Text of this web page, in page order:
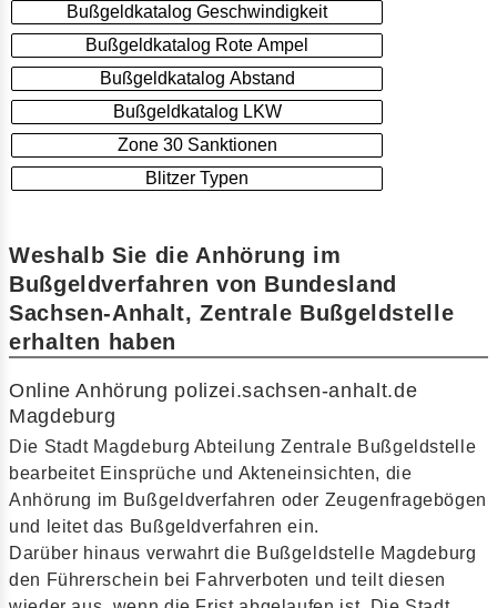
Bußgeldkatalog Geschwindigkeit
Bußgeldkatalog Rote Ampel
Bußgeldkatalog Abstand
Bußgeldkatalog LKW
Zone 30 Sanktionen
Blitzer Typen
Weshalb Sie die Anhörung im
Bußgeldverfahren von Bundesland
Sachsen-Anhalt, Zentrale Bußgeldstelle
erhalten haben
Online Anhörung polizei.sachsen-anhalt.de
Magdeburg
Die Stadt Magdeburg Abteilung Zentrale Bußgeldstelle
bearbeitet Einsprüche und Akteneinsichten, die
Anhörung im Bußgeldverfahren oder Zeugenfragebögen
und leitet das Bußgeldverfahren ein.
Darüber hinaus verwahrt die Bußgeldstelle Magdeburg
den Führerschein bei Fahrverboten und teilt diesen